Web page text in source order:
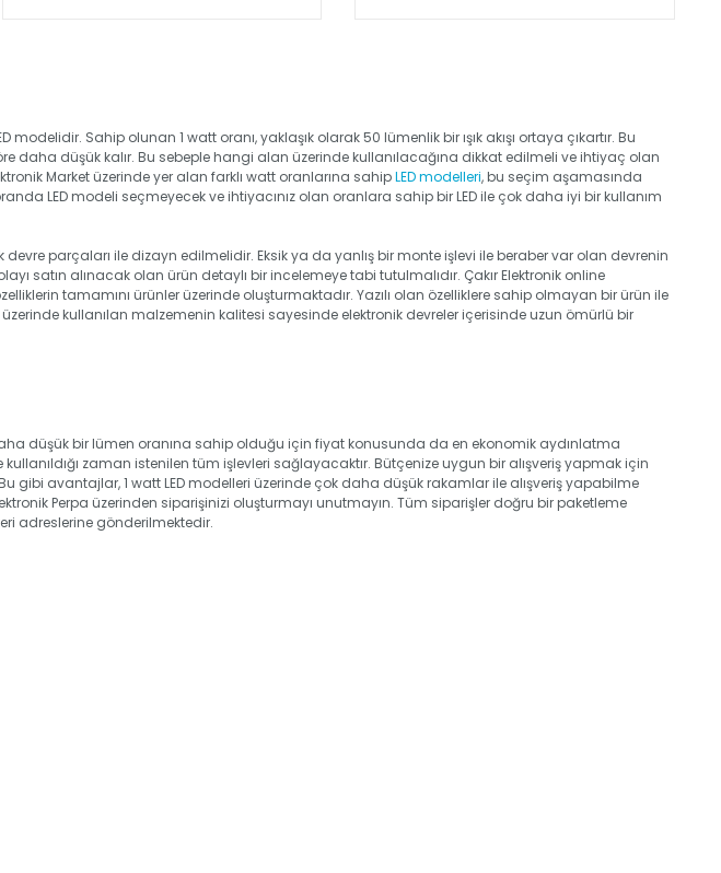
modelidir. Sahip olunan 1 watt oranı, yaklaşık olarak 50 lümenlik bir ışık akışı ortaya çıkartır. Bu
daha düşük kalır. Bu sebeple hangi alan üzerinde kullanılacağına dikkat edilmeli ve ihtiyaç olan
Market üzerinde yer alan farklı watt oranlarına sahipLED modelleri, bu seçim aşamasında
LED modeli seçmeyecek ve ihtiyacınız olan oranlara sahip bir LED ile çok daha iyi bir kullanım
devre parçaları ile dizayn edilmelidir. Eksik ya da yanlış bir monte işlevi ile beraber var olan devrenin
satın alınacak olan ürün detaylı bir incelemeye tabi tutulmalıdır. Çakır Elektronik online
tamamını ürünler üzerinde oluşturmaktadır. Yazılı olan özelliklere sahip olmayan bir ürün ile
kullanılan malzemenin kalitesi sayesinde elektronik devreler içerisinde uzun ömürlü bir
düşük bir lümen oranına sahip olduğu için fiyat konusunda da en ekonomik aydınlatma
zaman istenilen tüm işlevleri sağlayacaktır. Bütçenize uygun bir alışveriş yapmak için
gibi avantajlar, 1 watt LED modelleri üzerinde çok daha düşük rakamlar ile alışveriş yapabilme
Perpa üzerinden siparişinizi oluşturmayı unutmayın. Tüm siparişler doğru bir paketleme
adreslerine gönderilmektedir.